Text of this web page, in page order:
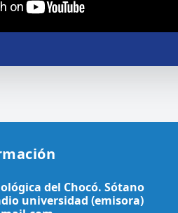
del Chocó. Sótano
universidad (emisora)